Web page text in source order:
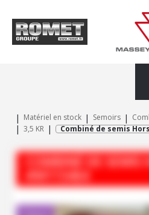
Matériel en stock Semoirs
3,5 KR
Combiné de semis
COMBINÉ DE SEMIS
#M113464